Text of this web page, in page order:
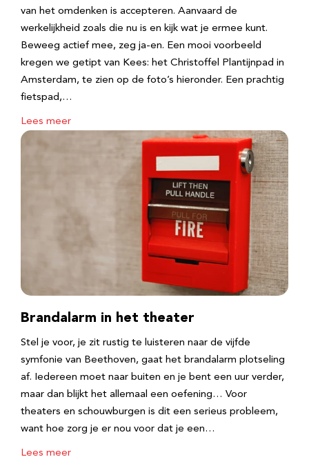
van het omdenken is accepteren. Aanvaard de
werkelijkheid zoals die nu is en kijk wat je ermee kunt.
Beweeg actief mee, zeg ja-en. Een mooi voorbeeld
kregen we getipt van Kees: het Christoffel Plantijnpad in
Amsterdam, te zien op de foto’s hieronder. Een prachtig
fietspad,…
Lees meer
Brandalarm in het theater
Stel je voor, je zit rustig te luisteren naar de vijfde
symfonie van Beethoven, gaat het brandalarm plotseling
af. Iedereen moet naar buiten en je bent een uur verder,
maar dan blijkt het allemaal een oefening… Voor
theaters en schouwburgen is dit een serieus probleem,
want hoe zorg je er nou voor dat je een…
Lees meer